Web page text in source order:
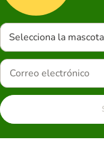
Selecciona la mascota